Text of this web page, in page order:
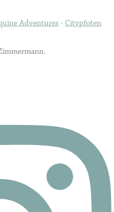
Adventures · Citypfoten